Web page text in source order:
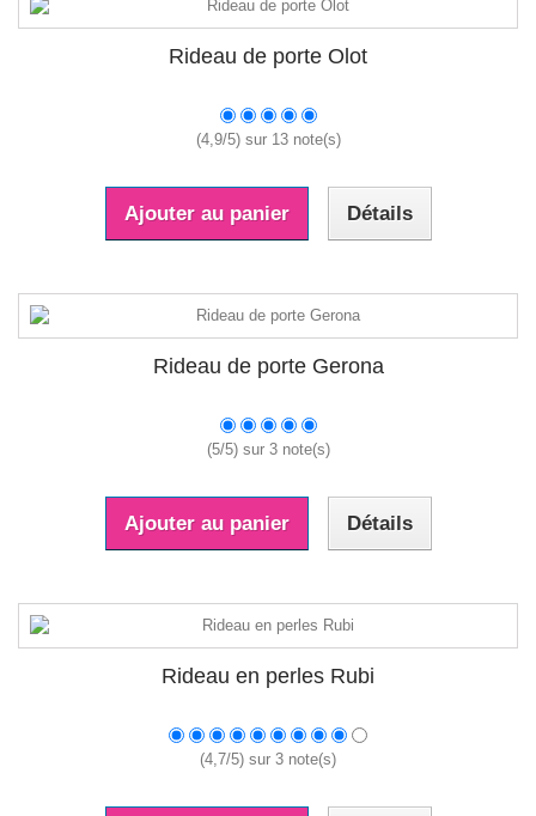
Rideau de porte Olot
(4,9/5) sur 13note(s)
Ajouter au panier Détails
Rideau de porte Gerona
(5/5) sur 3note(s)
Ajouter au panier Détails
Rideau en perles Rubi
(4,7/5) sur 3 note(s)